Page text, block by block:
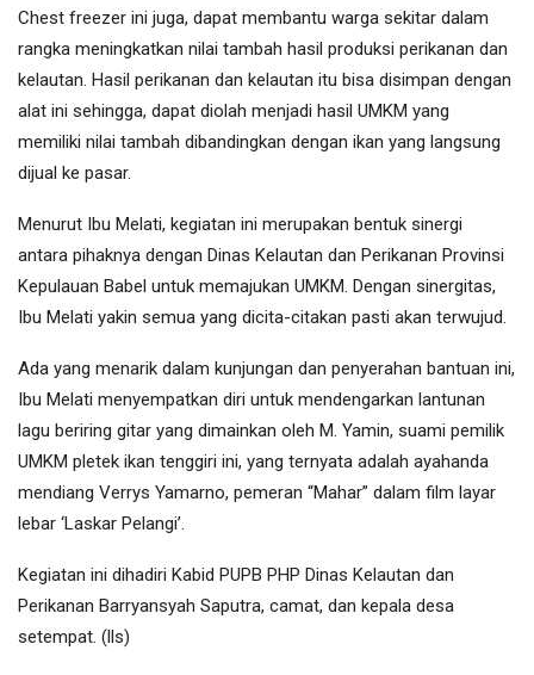
Chest freezer ini juga, dapat membantu warga sekitar dalam
rangka meningkatkan nilai tambah hasil produksi perikanan dan
kelautan. Hasil perikanan dan kelautan itu bisa disimpan dengan
alat ini sehingga, dapat diolah menjadi hasil UMKM yang
memiliki nilai tambah dibandingkan dengan ikan yang langsung
dijual ke pasar.
Menurut Ibu Melati, kegiatan ini merupakan bentuk sinergi
antara pihaknya dengan Dinas Kelautan dan Perikanan Provinsi
Kepulauan Babel untuk memajukan UMKM. Dengan sinergitas,
Ibu Melati yakin semua yang dicita-citakan pasti akan terwujud.
Ada yang menarik dalam kunjungan dan penyerahan bantuan ini,
Ibu Melati menyempatkan diri untuk mendengarkan lantunan
lagu beriring gitar yang dimainkan oleh M. Yamin, suami pemilik
UMKM pletek ikan tenggiri ini, yang ternyata adalah ayahanda
mendiang Verrys Yamarno, pemeran “Mahar” dalam film layar
lebar ‘Laskar Pelangi’.
Kegiatan ini dihadiri Kabid PUPB PHP Dinas Kelautan dan
Perikanan Barryansyah Saputra, camat, dan kepala desa
setempat. (lls)